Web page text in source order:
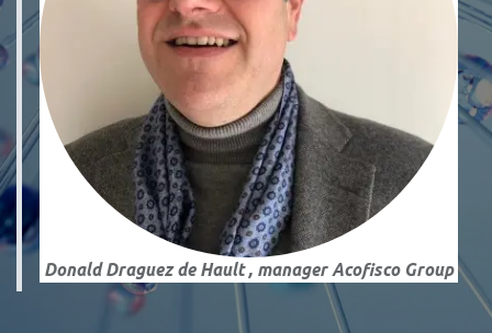
Donald Draguez de Hault , manager Acofisco Group